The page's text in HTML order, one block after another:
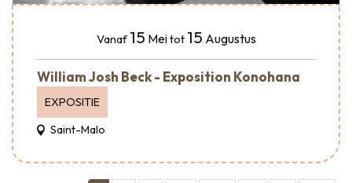
Vanaf 15 Meitot 15 Augustus
William Josh Beck - Exposition Konohana
EXPOSITIE
Saint-Malo